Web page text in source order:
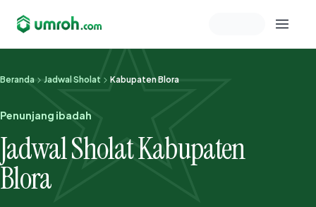
Memeriksa sesi akun
Beranda Jadwal Sholat Kabupaten Blora
Penunjang ibadah
Jadwal Sholat Kabupaten
Blora